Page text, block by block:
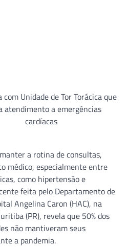
com Unidade de Tor Torácica que
atendimento a emergências
cardíacas
a rotina de consultas,
médico, especialmente entre
como hipertensão e
feita pelo Departamento de
Angelina Caron (HAC), na
(PR), revela que 50% dos
não mantiveram seus
a pandemia.